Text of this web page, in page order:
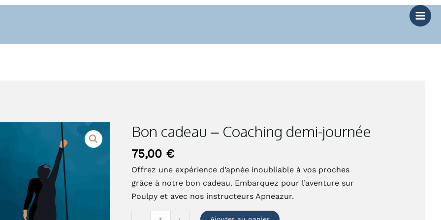
Bon cadeau – Coaching demi-journée
75,00 €
Offrez une expérience d’apnée inoubliable à vos proches
grâce à notre bon cadeau. Embarquez pour l’aventure sur
Poulpy et avec nos instructeurs Apneazur.
quantité
Bon
cadeau
-
Coaching